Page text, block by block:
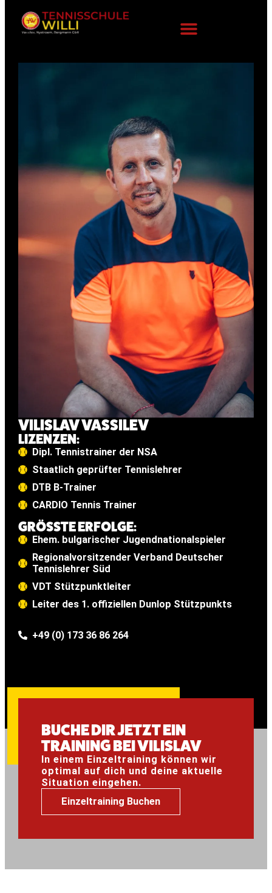
VILISLAV VASSILEV
LIZENZEN:
Dipl. Tennistrainer der NSA
Staatlich geprüfter Tennislehrer
DTB B-Trainer
CARDIO Tennis Trainer
GRÖSSTE ERFOLGE:
Ehem. bulgarischer Jugendnationalspieler
Regionalvorsitzender Verband Deutscher
Tennislehrer Süd
VDT Stützpunktleiter
Leiter des 1. offiziellen Dunlop Stützpunkts
+49 (0) 173 36 86 264
BUCHE DIR JETZT EIN
TRAINING BEI VILISLAV
In einem Einzeltraining können wir
optimal auf dich und deine aktuelle
Situation eingehen.
Einzeltraining Buchen